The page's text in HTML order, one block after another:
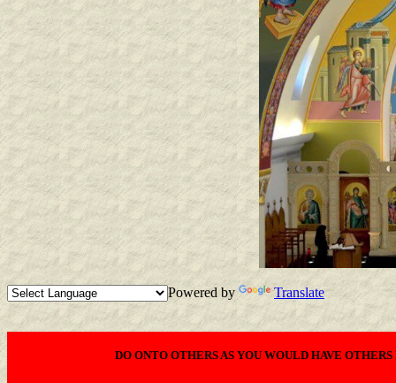
Powered by Translate
DO ONTO OTHERS AS YOU WOULD HAVE